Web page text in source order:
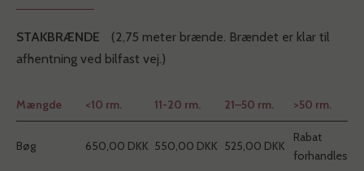
STAKBRÆNDE
(2,75 meter brænde. Brændet er klar til
afhentning ved bilfast vej.)
Mængde <10 rm. 11-20 rm. 21–50 rm. >50 rm.
Bøg 650,00 DKK 550,00 DKK 525,00 DKK
Rabat
forhandles